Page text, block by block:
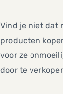
Vind je niet dat
producten
voor ze
door te